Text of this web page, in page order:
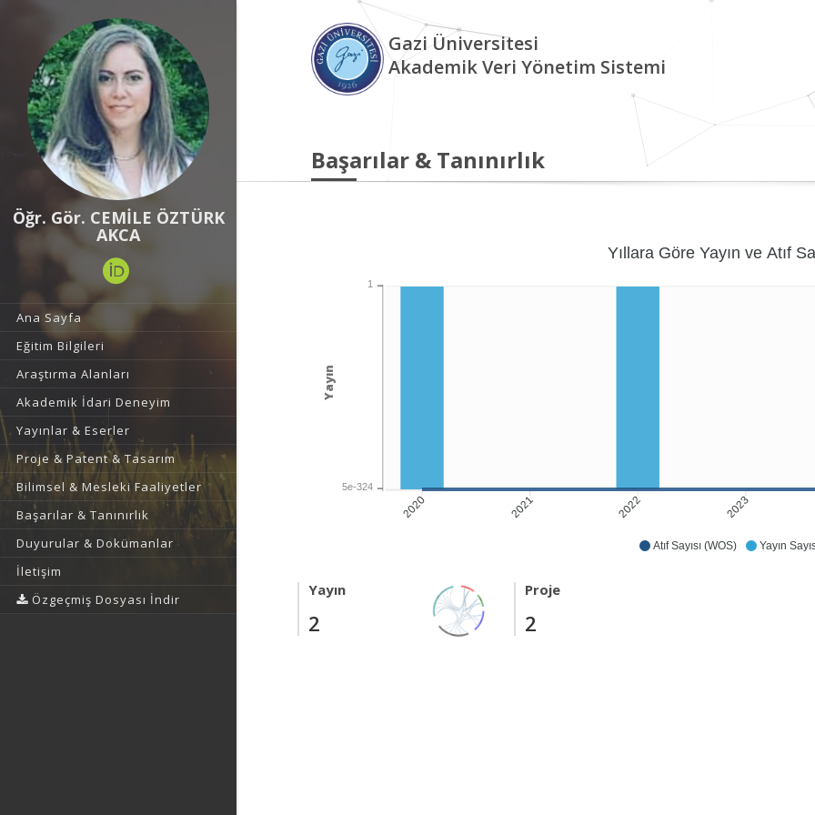
Öğr. Gör. CEMİLE ÖZTÜRK
AKCA
Ana Sayfa
Eğitim Bilgileri
Araştırma Alanları
Akademik İdari Deneyim
Yayınlar & Eserler
Proje & Patent & Tasarım
Bilimsel & Mesleki Faaliyetler
Başarılar & Tanınırlık
Duyurular & Dokümanlar
İletişim
Özgeçmiş Dosyası İndir
Gazi Üniversitesi
Akademik Veri Yönetim Sistemi
Başarılar & Tanınırlık
Atıf Sayısı (WOS) Yayın
2020 2021 2022 2023
Yıllara Göre Yayın ve Atıf
1
5e-324
Yayın
Yayın
2
Proje
2